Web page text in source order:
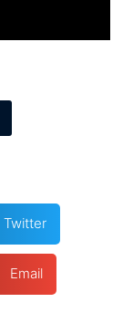
Twitter
Email